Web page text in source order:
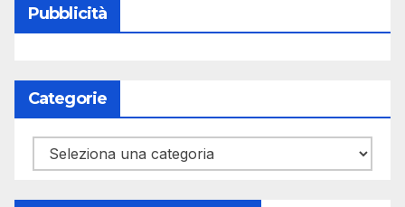
Pubblicità
Categorie
Categorie